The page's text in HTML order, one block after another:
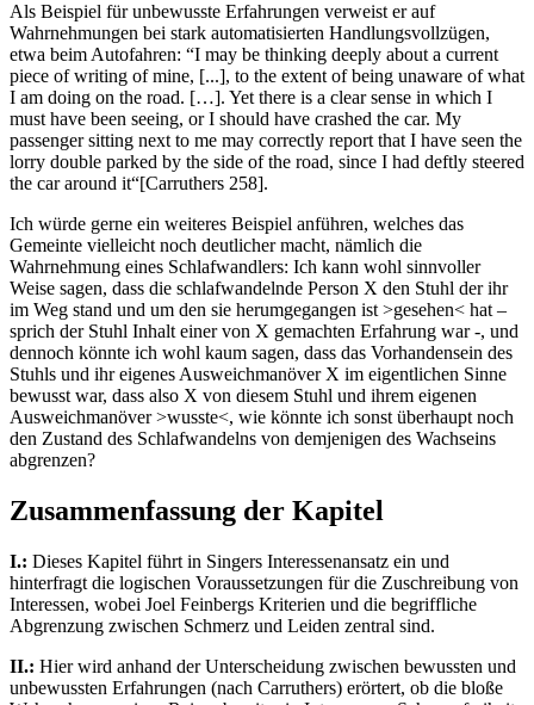
Als Beispiel für unbewusste Erfahrungen verweist er auf
Wahrnehmungen bei stark automatisierten Handlungsvollzügen,
etwa beim Autofahren: “I may be thinking deeply about a current
piece of writing of mine, [...], to the extent of being unaware of what
I am doing on the road. […]. Yet there is a clear sense in which I
must have been seeing, or I should have crashed the car. My
passenger sitting next to me may correctly report that I have seen the
lorry double parked by the side of the road, since I had deftly steered
the car around it“[Carruthers 258].
Ich würde gerne ein weiteres Beispiel anführen, welches das
Gemeinte vielleicht noch deutlicher macht, nämlich die
Wahrnehmung eines Schlafwandlers: Ich kann wohl sinnvoller
Weise sagen, dass die schlafwandelnde Person X den Stuhl der ihr
im Weg stand und um den sie herumgegangen ist >gesehen< hat –
sprich der Stuhl Inhalt einer von X gemachten Erfahrung war -, und
dennoch könnte ich wohl kaum sagen, dass das Vorhandensein des
Stuhls und ihr eigenes Ausweichmanöver X im eigentlichen Sinne
bewusst war, dass also X von diesem Stuhl und ihrem eigenen
Ausweichmanöver >wusste<, wie könnte ich sonst überhaupt noch
den Zustand des Schlafwandelns von demjenigen des Wachseins
abgrenzen?
Zusammenfassung der Kapitel
I.: Dieses Kapitel führt in Singers Interessenansatz ein und
hinterfragt die logischen Voraussetzungen für die Zuschreibung von
Interessen, wobei Joel Feinbergs Kriterien und die begriffliche
Abgrenzung zwischen Schmerz und Leiden zentral sind.
II.: Hier wird anhand der Unterscheidung zwischen bewussten und
unbewussten Erfahrungen (nach Carruthers) erörtert, ob die bloße